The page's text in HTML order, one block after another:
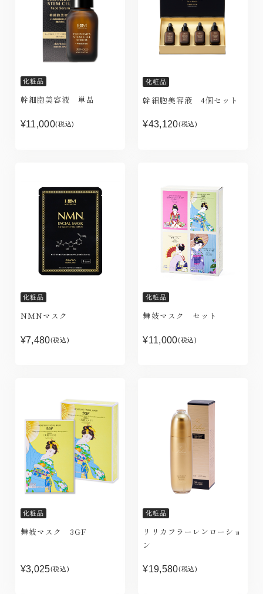
化粧品
幹細胞美容液 単品
¥11,000(税込)
化粧品
幹細胞美容液 4個セット
¥43,120(税込)
化粧品
NMNマスク
¥7,480(税込)
化粧品
舞妓マスク セット
¥11,000(税込)
化粧品
舞妓マスク 3GF
¥3,025(税込)
化粧品
リリカフラーレンローショ
ン
¥19,580(税込)